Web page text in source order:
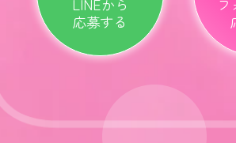
LINEから
応募する
フ